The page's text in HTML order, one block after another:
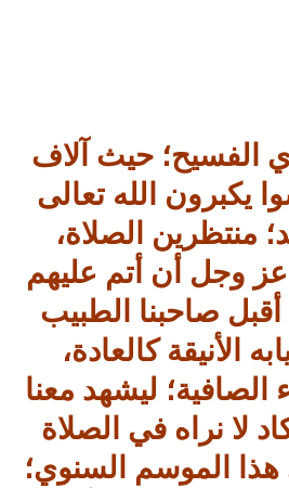
الفسيح؛ حيث آلاف
يكبرون الله تعالى
منتظرين الصلاة،
وجل أن أتم عليهم
أقبل صاحبنا الطبيب
الأنيقة كالعادة،
الصافية؛ ليشهد معنا
لا نراه في الصلاة
هذا الموسم السنوي؛